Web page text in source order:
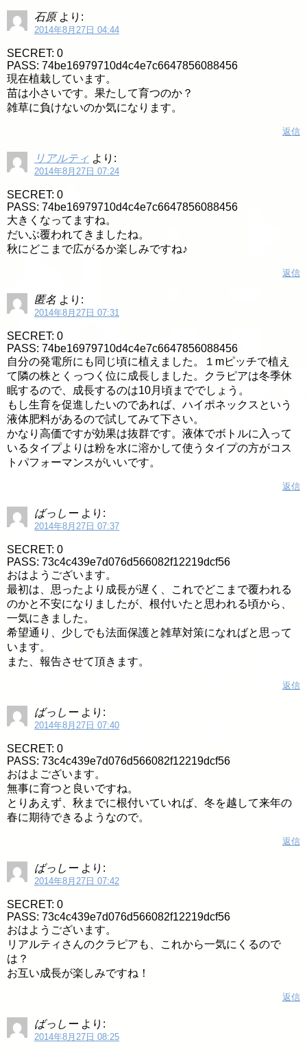
石原 より:
2014年8月27日 04:44
SECRET: 0
PASS: 74be16979710d4c4e7c6647856088456
現在植栽しています。
苗は小さいです。果たして育つのか？
雑草に負けないのか気になります。
返信
リアルティ より:
2014年8月27日 07:24
SECRET: 0
PASS: 74be16979710d4c4e7c6647856088456
大きくなってますね。
だいぶ覆われてきましたね。
秋にどこまで広がるか楽しみですね♪
返信
匿名 より:
2014年8月27日 07:31
SECRET: 0
PASS: 74be16979710d4c4e7c6647856088456
自分の発電所にも同じ頃に植えました。１mピッチで植え
て隣の株とくっつく位に成長しました。クラピアは冬季休
眠するので、成長するのは10月頃まででしょう。
もし生育を促進したいのであれば、ハイポネックスという
液体肥料があるので試してみて下さい。
かなり高価ですが効果は抜群です。液体でボトルに入って
いるタイプよりは粉を水に溶かして使うタイプの方がコス
トパフォーマンスがいいです。
返信
ばっしー より:
2014年8月27日 07:37
SECRET: 0
PASS: 73c4c439e7d076d566082f12219dcf56
おはようございます。
最初は、思ったより成長が遅く、これでどこまで覆われる
のかと不安になりましたが、根付いたと思われる頃から、
一気にきました。
希望通り、少しでも法面保護と雑草対策になればと思って
います。
また、報告させて頂きます。
返信
ばっしー より:
2014年8月27日 07:40
SECRET: 0
PASS: 73c4c439e7d076d566082f12219dcf56
おはよございます。
無事に育つと良いですね。
とりあえず、秋までに根付いていれば、冬を越して来年の
春に期待できるようなので。
返信
ばっしー より:
2014年8月27日 07:42
SECRET: 0
PASS: 73c4c439e7d076d566082f12219dcf56
おはようございます。
リアルティさんのクラピアも、これから一気にくるので
は？
お互い成長が楽しみですね！
返信
ばっしー より:
2014年8月27日 08:25